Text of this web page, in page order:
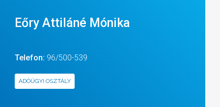
Eőry Attiláné Mónika
Telefon: 96/500-539
ADÓÜGYI OSZTÁLY